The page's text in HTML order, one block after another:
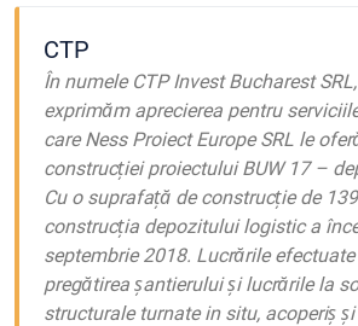
CTP
În numele CTP Invest Bucharest
exprimăm aprecierea pentru
care Ness Proiect Europe SRL le
construcției proiectului BUW 17 –
Cu o suprafață de construcție de
construcția depozitului logistic a
septembrie 2018. Lucrările
pregătirea șantierului și lucrările la
structurale turnate in situ, acoperiș